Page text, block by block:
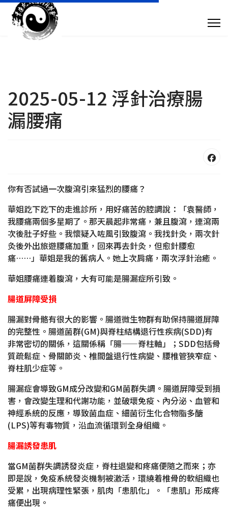
欄 文 章
針 灸 診 症
搜尋
星期一及星期四 10:00am - 7:30pm 星期二、星期三及星期五
2025-05-12 浮針治療腸
漏腰痛
你有否試過一次腹瀉引來猛烈的腰痛？
華姐趷下趷下的走進診所，用好痛苦的腔調說：「袁醫師，
我腰痛兩個多星期了。那天晨起非常痛，兼且腹瀉，連瀉兩
次後肚子好些。我懷疑入咗風引致腹瀉。我找針灸，兩次針
灸後外出旅遊腰痛加重，回來再去針灸，但愈針腰愈
痛……」華姐是我的舊病人。她上次肩痛，兩次浮針治癒。
華姐腰痛連着腹瀉，大有可能是腸漏症所引致。
腸道屏障受損
腸漏對骨骼有很大的影響。腸道微生物群有助保持腸道屏障
的完整性。腸道菌群(GM)與脊柱結構退行性疾病(SDD)有
非常密切的關係，這關係稱「腸——脊柱軸」；SDD包括骨
質疏鬆症、骨關節炎、椎間盤退行性病變、腰椎管狹窄症、
脊柱肌少症等。
腸漏症會導致GM成分改變和GM菌群失調。腸道屏障受到損
害，會改變生理和代謝功能，並破壞免疫、內分泌、血管和
神經系統的反應，導致菌血症、細菌衍生化合物脂多醣
(LPS)等有毒物質，沿血流循環到全身組織。
腸漏誘發患肌
當GM菌群失調誘發炎症，脊柱退變和疼痛便隨之而來；亦
即是說，免疫系統發炎機制被激活，環繞着椎骨的軟組織也
受累，出現病理性緊張，肌肉「患肌化」。「患肌」形成疼
痛便出現。